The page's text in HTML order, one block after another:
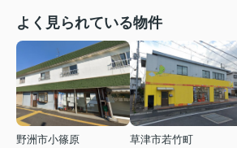
よく見られている物件
野洲市小篠原
草津市若竹町